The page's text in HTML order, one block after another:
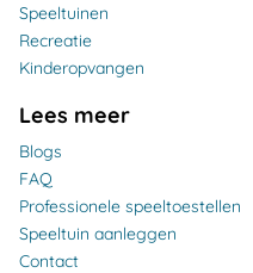
Speeltuinen
Recreatie
Kinderopvangen
Lees meer
Blogs
FAQ
Professionele speeltoestellen
Speeltuin aanleggen
Contact